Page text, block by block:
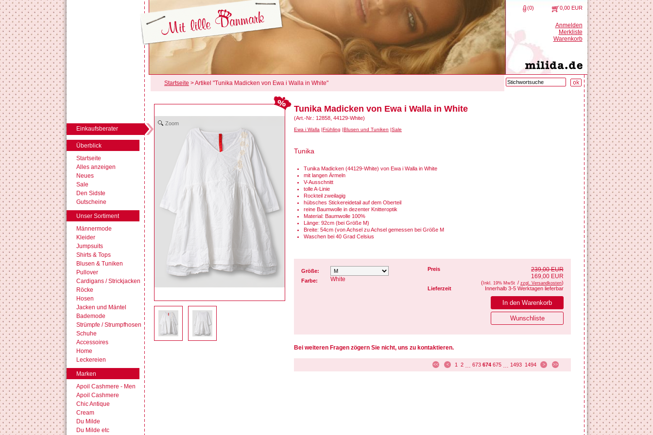
Überblick
Startseite
Alles anzeigen
Neues
Sale
Den Sidste
Gutscheine
Unser Sortiment
Männermode
Kleider
Jumpsuits
Shirts & Tops
Blusen & Tuniken
Pullover
Cardigans / Strickjacken
Röcke
Hosen
Jacken und Mäntel
Bademode
Strümpfe / Strumpfhosen
Schuhe
Accessoires
Home
Leckereien
Marken
Apoil Cashmere - Men
Apoil Cashmere
Chic Antique
Cream
Du Milde
Du Milde etc
(0) 0,00 EUR
Anmelden
Merkliste
Warenkorb
Startseite > Artikel "Tunika Madicken von Ewa i Walla in White"
Einkaufsberater
Zoom
Tunika Madicken von Ewa i Walla in White
(Art.-Nr.: 12858, 44129-White)
Ewa i Walla Frühling Blusen und Tuniken Sale
Tunika
Tunika Madicken (44129-White) von Ewa i Walla in White
mit langen Ärmeln
V-Ausschnitt
tolle A-Linie
Rockteil zweilagig
hübsches Stickereidetail auf dem Oberteil
reine Baumwolle in dezenter Knitteroptik
Material: Baumwolle 100%
Länge: 92cm (bei Größe M)
Breite: 54cm (von Achsel zu Achsel gemessen bei Größe M
Waschen bei 40 Grad Celsius
Größe:
Farbe:
White
Preis
239,00 EUR
169,00 EUR
( Inkl. 19% MwSt / zzgl. Versandkosten)
Lieferzeit
Innerhalb 3-5 Werktagen lieferbar
Bei weiteren Fragen zögern Sie nicht, uns zu kontaktieren.
<< < 1 2 … 673 674 675 … 1493 1494 > >>